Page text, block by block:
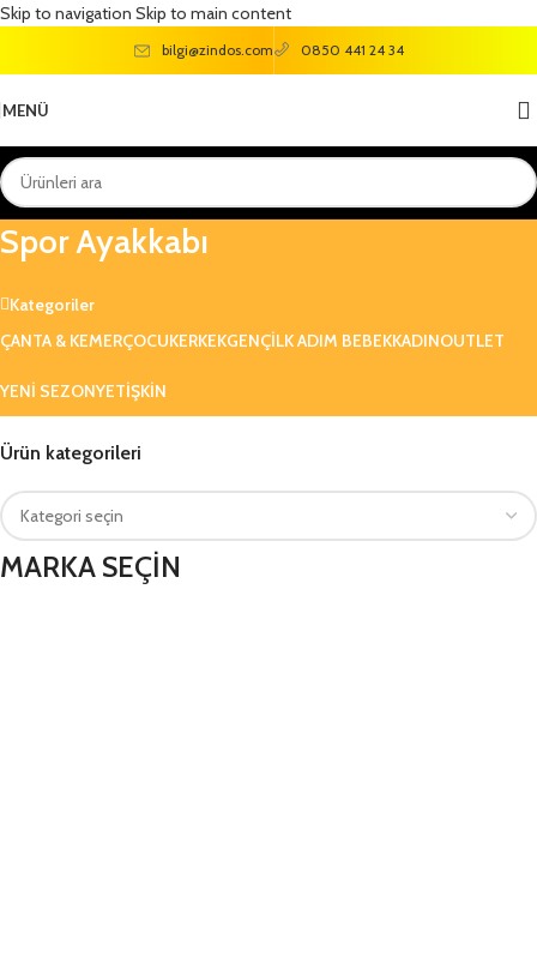
Skip to navigation Skip to main content
bilgi@zindos.com 0850 441 24 34
MENÜ
Vicco Rover Işıklı Erkek Çocuk Siyah
Spor Ayakkabı
Kategoriler
ÇANTA & KEMERÇOCUKERKEKGENÇILK ADIM BEBEKKADINOUTLET
YENI SEZONYETIŞKIN
Ürün kategorileri
MARKA SEÇİN